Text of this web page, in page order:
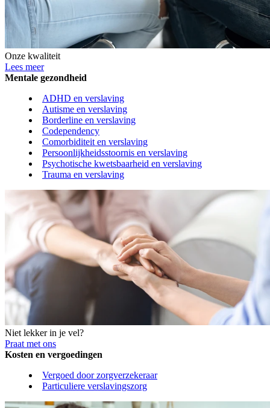
Onze kwaliteit
Lees meer
Mentale gezondheid
ADHD en verslaving
Autisme en verslaving
Borderline en verslaving
Codependency
Comorbiditeit en verslaving
Persoonlijkheidsstoornis en verslaving
Psychotische kwetsbaarheid en verslaving
Trauma en verslaving
Niet lekker in je vel?
Praat met ons
Kosten en vergoedingen
Vergoed door zorgverzekeraar
Particuliere verslavingszorg